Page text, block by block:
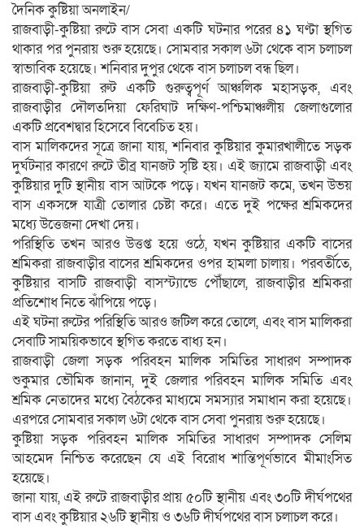
দৈনিক কুষ্টিয়া অনলাইন/
রাজবাড়ী-কুষ্টিয়া রুটে বাস সেবা একটি ঘটনার পরের ৪১ ঘণ্টা স্থগিত
থাকার পর পুনরায় শুরু হয়েছে। সোমবার সকাল ৬টা থেকে বাস চলাচল
স্বাভাবিক হয়েছে। শনিবার দুপুর থেকে বাস চলাচল বন্ধ ছিল।
রাজবাড়ী-কুষ্টিয়া রুট একটি গুরুত্বপূর্ণ আঞ্চলিক মহাসড়ক, এবং
রাজবাড়ীর দৌলতদিয়া ফেরিঘাট দক্ষিণ-পশ্চিমাঞ্চলীয় জেলাগুলোর
একটি প্রবেশদ্বার হিসেবে বিবেচিত হয়।
বাস মালিকদের সূত্রে জানা যায়, শনিবার কুষ্টিয়ার কুমারখালীতে সড়ক
দুর্ঘটনার কারণে রুটে তীব্র যানজট সৃষ্টি হয়। এই জ্যামে রাজবাড়ী এবং
কুষ্টিয়ার দুটি স্থানীয় বাস আটকে পড়ে। যখন যানজট কমে, তখন উভয়
বাস একসঙ্গে যাত্রী তোলার চেষ্টা করে। এতে দুই পক্ষের শ্রমিকদের
মধ্যে উত্তেজনা দেখা দেয়।
পরিস্থিতি তখন আরও উত্তপ্ত হয়ে ওঠে, যখন কুষ্টিয়ার একটি বাসের
শ্রমিকরা রাজবাড়ীর বাসের শ্রমিকদের ওপর হামলা চালায়। পরবর্তীতে,
কুষ্টিয়ার বাসটি রাজবাড়ী বাসস্ট্যান্ডে পৌঁছালে, রাজবাড়ীর শ্রমিকরা
প্রতিশোধ নিতে ঝাঁপিয়ে পড়ে।
এই ঘটনা রুটের পরিস্থিতি আরও জটিল করে তোলে, এবং বাস মালিকরা
সেবাটি সাময়িকভাবে স্থগিত করতে বাধ্য হন।
রাজবাড়ী জেলা সড়ক পরিবহন মালিক সমিতির সাধারণ সম্পাদক
শুকুমার ভৌমিক জানান, দুই জেলার পরিবহন মালিক সমিতি এবং
শ্রমিক নেতাদের মধ্যে বৈঠকের মাধ্যমে সমস্যার সমাধান করা হয়েছে।
এরপরে সোমবার সকাল ৬টা থেকে বাস সেবা পুনরায় শুরু হয়েছে।
কুষ্টিয়া সড়ক পরিবহন মালিক সমিতির সাধারণ সম্পাদক সেলিম
আহমেদ নিশ্চিত করেছেন যে এই বিরোধ শান্তিপূর্ণভাবে মীমাংসিত
হয়েছে।
জানা যায়, এই রুটে রাজবাড়ীর প্রায় ৫০টি স্থানীয় এবং ৩০টি দীর্ঘপথের
বাস এবং কুষ্টিয়ার ২৬টি স্থানীয় ও ৩৬টি দীর্ঘপথের বাস চলাচল করে।